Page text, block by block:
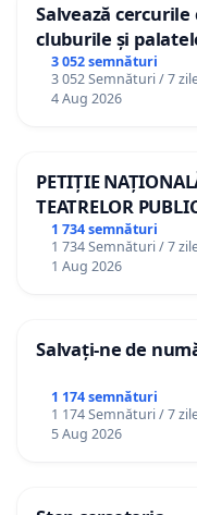
Salvează
cluburile și
3 052 semnături
3 052 Semnături / 7
4 Aug 2026
PETIȚIE
TEATRELOR
ROMÂNIA
1 734 semnături
1 734 Semnături / 7
1 Aug 2026
Salvați-ne de
1 174 semnături
1 174 Semnături / 7
5 Aug 2026